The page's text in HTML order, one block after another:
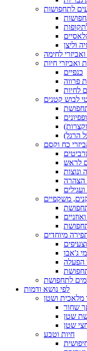
לתחפושות
וליצן
לחימה
ואביזרי חיות
כנפיים
פרווה
לחיות
לבוש קטנים
הרגל)
כח וקסם
לראש
ונוצות
הצהרה
משקפיים
מיוחדים
ג'אבו
הפעלה
לתחפושת
לפי נושא ודמות
מלאכית ושטן
שחור
שטן
שטן
חיות וטבע